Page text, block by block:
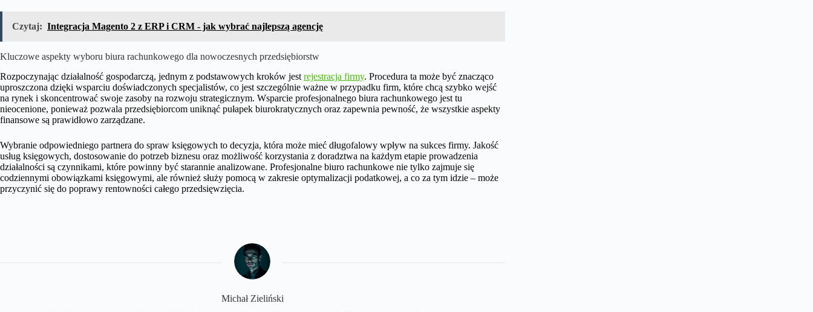
Czytaj: Integracja Magento 2 z ERP i CRM - jak wybrać najlepszą agencję
Kluczowe aspekty wyboru biura rachunkowego dla nowoczesnych przedsiębiorstw
Rozpoczynając działalność gospodarczą, jednym z podstawowych kroków jest rejestracja firmy. Procedura ta może być znacząco
uproszczona dzięki wsparciu doświadczonych specjalistów, co jest szczególnie ważne w przypadku firm, które chcą szybko wejść
na rynek i skoncentrować swoje zasoby na rozwoju strategicznym. Wsparcie profesjonalnego biura rachunkowego jest tu
nieocenione, ponieważ pozwala przedsiębiorcom uniknąć pułapek biurokratycznych oraz zapewnia pewność, że wszystkie aspekty
finansowe są prawidłowo zarządzane.
Wybranie odpowiedniego partnera do spraw księgowych to decyzja, która może mieć długofalowy wpływ na sukces firmy. Jakość
usług księgowych, dostosowanie do potrzeb biznesu oraz możliwość korzystania z doradztwa na każdym etapie prowadzenia
działalności są czynnikami, które powinny być starannie analizowane. Profesjonalne biuro rachunkowe nie tylko zajmuje się
codziennymi obowiązkami księgowymi, ale również służy pomocą w zakresie optymalizacji podatkowej, a co za tym idzie – może
przyczynić się do poprawy rentowności całego przedsięwzięcia.
Michał Zieliński